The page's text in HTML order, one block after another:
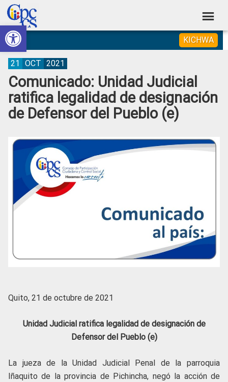
Abrir barra de herramientas
Skip
to
primary
navigation
Skip
to
main
content
Skip
to
primary
sidebar
Skip
to
footer
Consejo
de
Participación
Ciudadana
Control
Construyendo
Poder
Ciudadano
KICHWA
Comunicado: Unidad Judicial
ratifica legalidad de designación
de Defensor del Pueblo (e)
21 OCT 2021
Quito, 21 de octubre de 2021
Unidad Judicial ratifica legalidad de designación de
Defensor del Pueblo (e)
La jueza de la Unidad Judicial Penal de la parroquia
Iñaquito de la provincia de Pichincha, negó la acción de